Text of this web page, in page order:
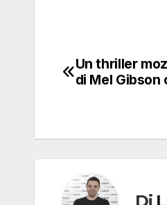
Un thriller
di Mel Gibson